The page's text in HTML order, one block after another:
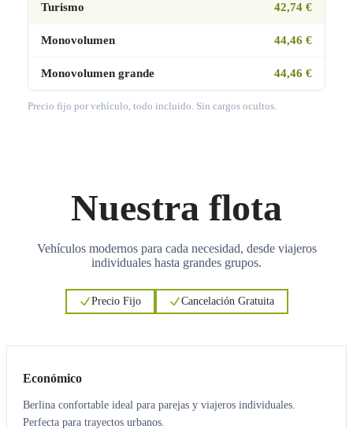
Turismo 42,74 €
Monovolumen 44,46 €
Monovolumen grande 44,46 €
Precio fijo por vehículo, todo incluido. Sin cargos ocultos.
Nuestra flota
Vehículos modernos para cada necesidad, desde viajeros
individuales hasta grandes grupos.
Precio Fijo Cancelación Gratuita
Económico
Berlina confortable ideal para parejas y viajeros individuales.
Perfecta para trayectos urbanos.